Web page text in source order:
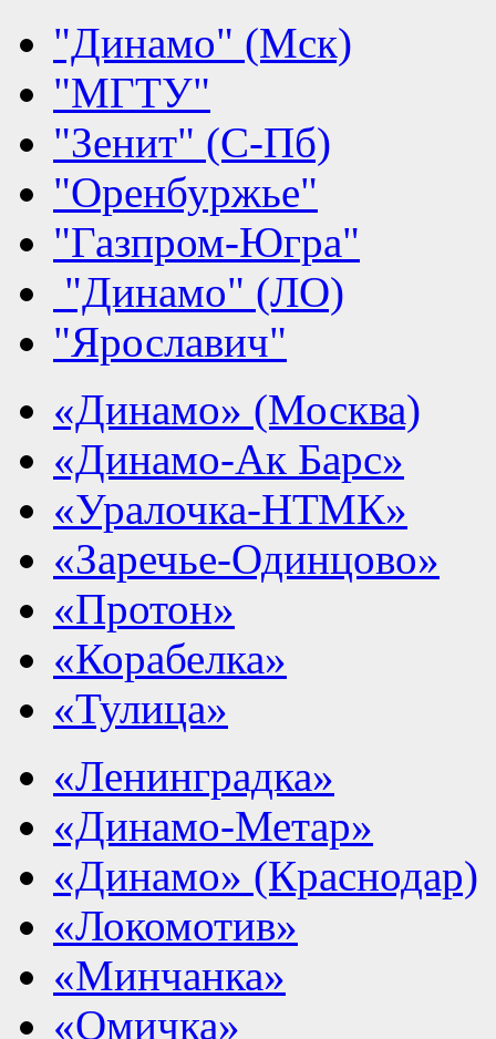
"Динамо" (Мск)
"МГТУ"
"Зенит" (С-Пб)
"Оренбуржье"
"Газпром-Югра"
"Динамо" (ЛО)
"Ярославич"
«Динамо» (Москва)
«Динамо-Ак Барс»
«Уралочка-НТМК»
«Заречье-Одинцово»
«Протон»
«Корабелка»
«Тулица»
«Ленинградка»
«Динамо-Метар»
«Динамо» (Краснодар)
«Локомотив»
«Минчанка»
«Омичка»